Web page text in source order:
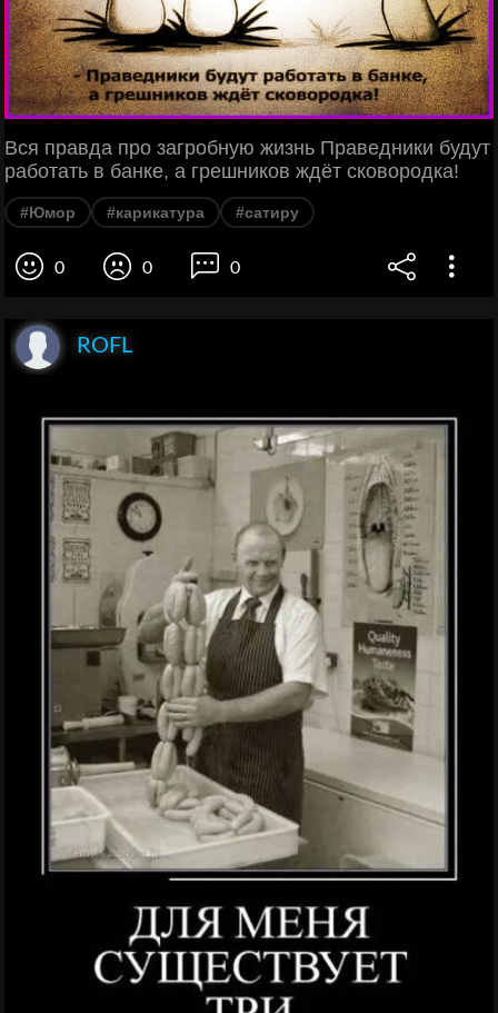
Вся правда про загробную жизнь Праведники будут
работать в банке, а грешников ждёт сковородка!
#Юмор #карикатура #сатиру
0 0 0
ROFL